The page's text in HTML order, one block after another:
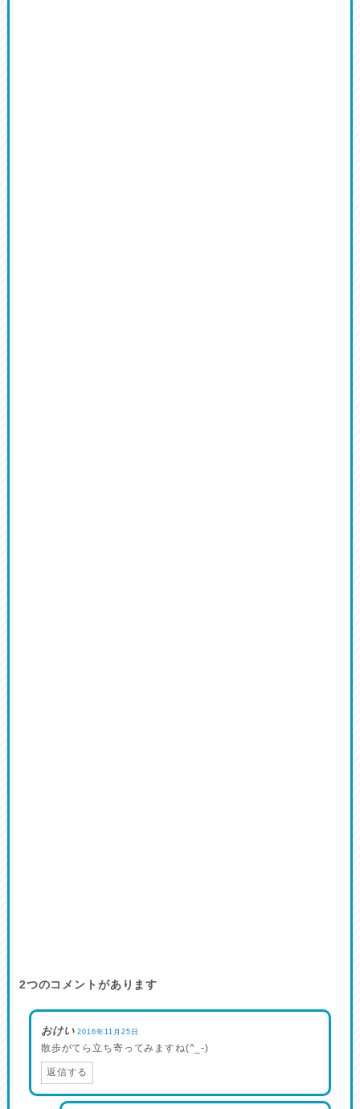
2つのコメントがあります
おけい 2016年11月25日
散歩がてら立ち寄ってみますね(^_-)
返信する